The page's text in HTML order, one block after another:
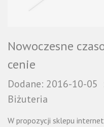
Nowoczesne
cenie
Dodane: 2016-10-05
Biżuteria
W propozycji sklepu